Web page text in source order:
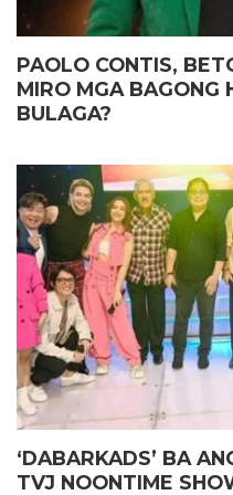
PAOLO CONTIS,
MIRO MGA BAGONG
BULAGA?
‘DABARKADS’ BA
TVJ NOONTIME